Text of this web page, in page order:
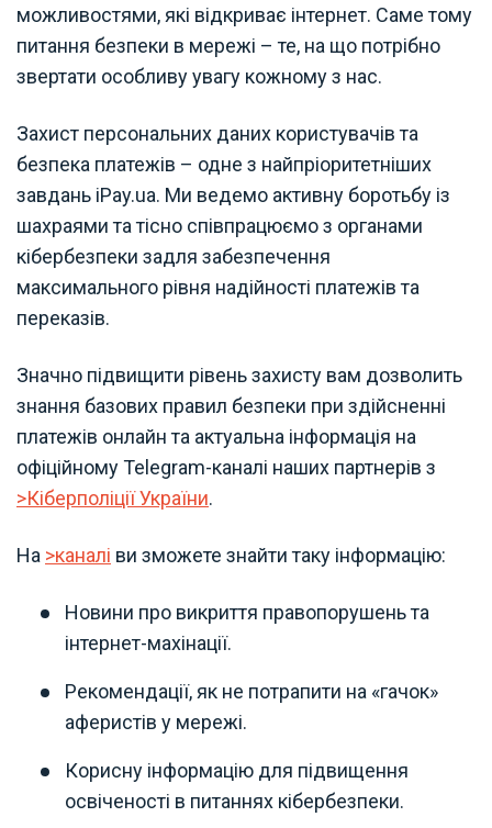
можливостями, які відкриває інтернет. Саме тому
питання безпеки в мережі – те, на що потрібно
звертати особливу увагу кожному з нас.
Захист персональних даних користувачів та
безпека платежів – одне з найпріоритетніших
завдань iPay.ua. Ми ведемо активну боротьбу із
шахраями та тісно співпрацюємо з органами
кібербезпеки задля забезпечення
максимального рівня надійності платежів та
переказів.
Значно підвищити рівень захисту вам дозволить
знання базових правил безпеки при здійсненні
платежів онлайн та актуальна інформація на
офіційному Telegram-каналі наших партнерів з
>Кіберполіції України.
На >каналі ви зможете знайти таку інформацію:
Новини про викриття правопорушень та
інтернет-махінації.
Рекомендації, як не потрапити на «гачок»
аферистів у мережі.
Корисну інформацію для підвищення
освіченості в питаннях кібербезпеки.